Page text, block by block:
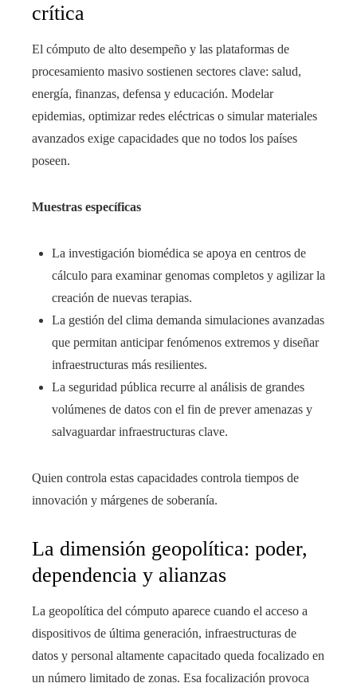
crítica
El cómputo de alto desempeño y las plataformas de
procesamiento masivo sostienen sectores clave: salud,
energía, finanzas, defensa y educación. Modelar
epidemias, optimizar redes eléctricas o simular materiales
avanzados exige capacidades que no todos los países
poseen.
Muestras específicas
La investigación biomédica se apoya en centros de
cálculo para examinar genomas completos y agilizar la
creación de nuevas terapias.
La gestión del clima demanda simulaciones avanzadas
que permitan anticipar fenómenos extremos y diseñar
infraestructuras más resilientes.
La seguridad pública recurre al análisis de grandes
volúmenes de datos con el fin de prever amenazas y
salvaguardar infraestructuras clave.
Quien controla estas capacidades controla tiempos de
innovación y márgenes de soberanía.
La dimensión geopolítica: poder,
dependencia y alianzas
La geopolítica del cómputo aparece cuando el acceso a
dispositivos de última generación, infraestructuras de
datos y personal altamente capacitado queda focalizado en
un número limitado de zonas. Esa focalización provoca